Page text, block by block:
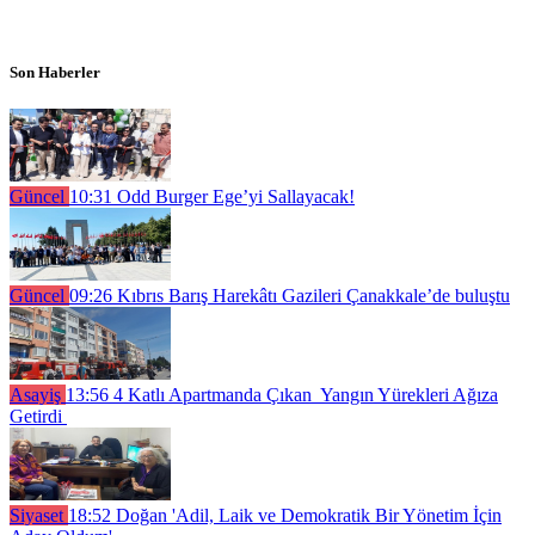
Son Haberler
Güncel 10:31 Odd Burger Ege’yi Sallayacak!
Güncel 09:26 Kıbrıs Barış Harekâtı Gazileri Çanakkale’de buluştu
Asayiş 13:56 4 Katlı Apartmanda Çıkan Yangın Yürekleri Ağıza
Getirdi
Siyaset 18:52 Doğan 'Adil, Laik ve Demokratik Bir Yönetim İçin